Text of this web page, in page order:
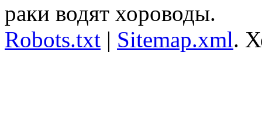
раки водят хороводы.
Robots.txt | Sitemap.xml.